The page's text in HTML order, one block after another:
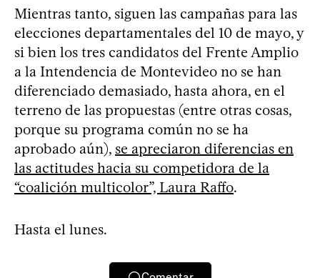
Mientras tanto, siguen las campañas para las
elecciones departamentales del 10 de mayo, y
si bien los tres candidatos del Frente Amplio
a la Intendencia de Montevideo no se han
diferenciado demasiado, hasta ahora, en el
terreno de las propuestas (entre otras cosas,
porque su programa común no se ha
aprobado aún), se apreciaron diferencias en
las actitudes hacia su competidora de la
“coalición multicolor”, Laura Raffo.
Hasta el lunes.